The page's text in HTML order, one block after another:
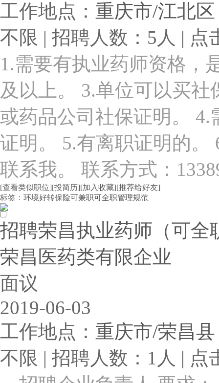
工作地点： 重庆市/江北区
不限 | 招聘人数：5人 | 点
1.需要有执业药师资格，
及以上。 3.单位可以买
或药品公司社保证明。
证明。 5.有离职证明的
联系我。 联系方式：
[查看类似职位][投简历][加入收藏][推荐给好友]
标签： 环境好转保险可兼职可全职管理规范
招聘荣昌执业药师（可全
荣昌医药类有限企业
面议
2019-06-03
工作地点： 重庆市/荣昌县
不限 | 招聘人数：1人 | 点